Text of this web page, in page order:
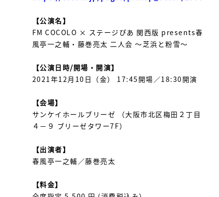
【公演名】
FM COCOLO × ステージぴあ 関西版 presents春
風亭一之輔・藤巻亮太 二人会 ～芝浜と粉雪～
【公演日時/開場・開演】
2021年12月10日（金） 17:45開場／18:30開演
【会場】
サンケイホールブリーゼ （大阪市北区梅田２丁目
４−９ ブリーゼタワー7F）
【出演者】
春風亭一之輔／藤巻亮太
【料金】